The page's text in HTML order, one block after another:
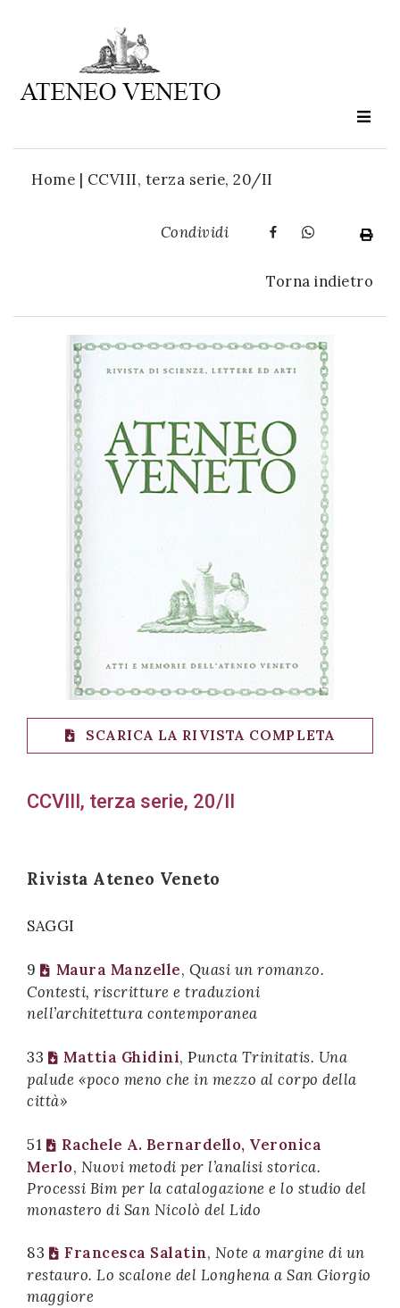
Home | CCVIII, terza serie, 20/II
Condividi
Torna indietro
SCARICA LA RIVISTA COMPLETA
CCVIII, terza serie, 20/II
Rivista Ateneo Veneto
SAGGI
9 Maura Manzelle, Quasi un romanzo.
Contesti, riscritture e traduzioni
nell’architettura contemporanea
33 Mattia Ghidini, Puncta Trinitatis. Una
palude «poco meno che in mezzo al corpo della
città»
51
Rachele A. Bernardello, Veronica
Merlo, Nuovi metodi per l’analisi storica.
Processi Bim per la catalogazione e lo studio del
monastero di San Nicolò del Lido
83 Francesca Salatin, Note a margine di un
restauro. Lo scalone del Longhena a San Giorgio
maggiore
Ateneo
è
cultura
Acconsento
all'uso dei
miei dati
personali in
accordo
con il
decreto
legislativo
196/03
avvenuta con